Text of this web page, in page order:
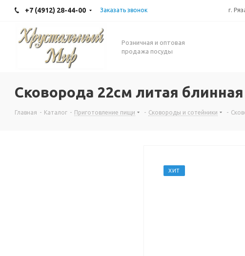
+7 (4912) 28-44-00 Заказать звонок г.
Розничная и оптовая
продажа посуды
Сковорода 22см литая блинная
Главная - Каталог - Приготовление пищи - Сковороды и сотейники -
ХИТ